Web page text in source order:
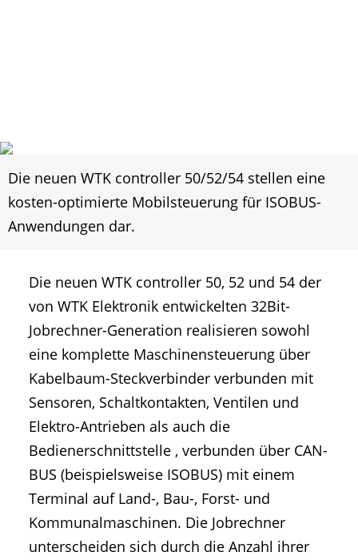
Die neuen WTK controller 50/52/54 stellen eine
kosten-optimierte Mobilsteuerung für ISOBUS-
Anwendungen dar.
Die neuen WTK controller 50, 52 und 54 der
von WTK Elektronik entwickelten 32Bit-
Jobrechner-Generation realisieren sowohl
eine komplette Maschinensteuerung über
Kabelbaum-Steckverbinder verbunden mit
Sensoren, Schaltkontakten, Ventilen und
Elektro-Antrieben als auch die
Bedienerschnittstelle , verbunden über CAN-
BUS (beispielsweise ISOBUS) mit einem
Terminal auf Land-, Bau-, Forst- und
Kommunalmaschinen. Die Jobrechner
unterscheiden sich durch die Anzahl ihrer